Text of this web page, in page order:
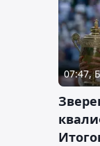
07:47,